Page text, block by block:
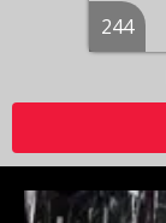
244